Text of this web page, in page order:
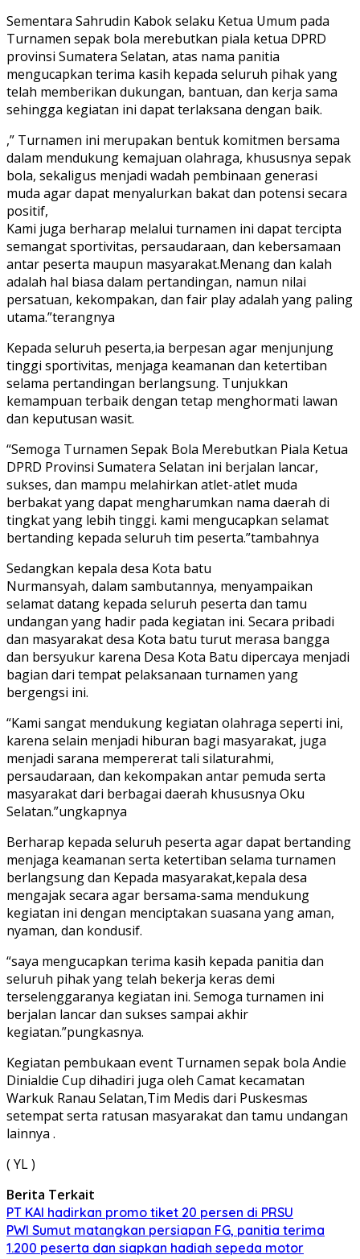
Sementara Sahrudin Kabok selaku Ketua Umum pada
Turnamen sepak bola merebutkan piala ketua DPRD
provinsi Sumatera Selatan, atas nama panitia
mengucapkan terima kasih kepada seluruh pihak yang
telah memberikan dukungan, bantuan, dan kerja sama
sehingga kegiatan ini dapat terlaksana dengan baik.
,” Turnamen ini merupakan bentuk komitmen bersama
dalam mendukung kemajuan olahraga, khususnya sepak
bola, sekaligus menjadi wadah pembinaan generasi
muda agar dapat menyalurkan bakat dan potensi secara
positif,
Kami juga berharap melalui turnamen ini dapat tercipta
semangat sportivitas, persaudaraan, dan kebersamaan
antar peserta maupun masyarakat.Menang dan kalah
adalah hal biasa dalam pertandingan, namun nilai
persatuan, kekompakan, dan fair play adalah yang paling
utama.”terangnya
Kepada seluruh peserta,ia berpesan agar menjunjung
tinggi sportivitas, menjaga keamanan dan ketertiban
selama pertandingan berlangsung. Tunjukkan
kemampuan terbaik dengan tetap menghormati lawan
dan keputusan wasit.
“Semoga Turnamen Sepak Bola Merebutkan Piala Ketua
DPRD Provinsi Sumatera Selatan ini berjalan lancar,
sukses, dan mampu melahirkan atlet-atlet muda
berbakat yang dapat mengharumkan nama daerah di
tingkat yang lebih tinggi. kami mengucapkan selamat
bertanding kepada seluruh tim peserta.”tambahnya
Sedangkan kepala desa Kota batu
Nurmansyah, dalam sambutannya, menyampaikan
selamat datang kepada seluruh peserta dan tamu
undangan yang hadir pada kegiatan ini. Secara pribadi
dan masyarakat desa Kota batu turut merasa bangga
dan bersyukur karena Desa Kota Batu dipercaya menjadi
bagian dari tempat pelaksanaan turnamen yang
bergengsi ini.
“Kami sangat mendukung kegiatan olahraga seperti ini,
karena selain menjadi hiburan bagi masyarakat, juga
menjadi sarana mempererat tali silaturahmi,
persaudaraan, dan kekompakan antar pemuda serta
masyarakat dari berbagai daerah khususnya Oku
Selatan.”ungkapnya
Berharap kepada seluruh peserta agar dapat bertanding
menjaga keamanan serta ketertiban selama turnamen
berlangsung dan Kepada masyarakat,kepala desa
mengajak secara agar bersama-sama mendukung
kegiatan ini dengan menciptakan suasana yang aman,
nyaman, dan kondusif.
“saya mengucapkan terima kasih kepada panitia dan
seluruh pihak yang telah bekerja keras demi
terselenggaranya kegiatan ini. Semoga turnamen ini
berjalan lancar dan sukses sampai akhir
kegiatan.”pungkasnya.
Kegiatan pembukaan event Turnamen sepak bola Andie
Dinialdie Cup dihadiri juga oleh Camat kecamatan
Warkuk Ranau Selatan,Tim Medis dari Puskesmas
setempat serta ratusan masyarakat dan tamu undangan
lainnya .
( YL )
Berita Terkait
PT KAI hadirkan promo tiket 20 persen di PRSU
PWI Sumut matangkan persiapan FG, panitia terima
1.200 peserta dan siapkan hadiah sepeda motor